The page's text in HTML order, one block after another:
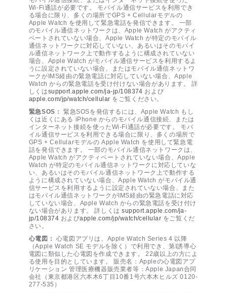
Wi-Fi通話が必要です。 モバイル通信サービスを利用でき
る場合に限り、多くの場所でGPS + Cellularモデルの
Apple Watch を使用して緊急電話を発信できます。 一部
のモバイル通信ネットワークは、Apple Watch がアクティ
ベートされていない場合、Apple Watch が特定のモバイル
通信ネットワークに対応していない、あるいはそのモバイ
ル通信ネットワーク上で動作するように構成されていない
場合、Apple Watch がモバイル通信サービスを利用するよ
うに設定されていない場合、またはモバイル通信ネットワ
ークがIMS経由の緊急電話に対応していない場合、Apple
Watch からの緊急電話を受け付けない場合があります。 詳
しくはsupport.apple.com/ja-jp/108374 および
apple.com/jp/watch/cellular をご覧ください。
緊急SOS： 緊急SOSを発信するには、Apple Watch もし
くは近くにある iPhone からのモバイル通信接続、または
インターネット接続を使ったWi-Fi通話が必要です。 モバ
イル通信サービスを利用できる場合に限り、多くの場所で
GPS + Cellularモデルの Apple Watch を使用して緊急電
話を発信できます。 一部のモバイル通信ネットワークは、
Apple Watch がアクティベートされていない場合、Apple
Watch が特定のモバイル通信ネットワークに対応していな
い、あるいはそのモバイル通信ネットワーク上で動作する
ように構成されていない場合、Apple Watch がモバイル通
信サービスを利用するように設定されていない場合、また
はモバイル通信ネットワークがIMS経由の緊急電話に対応
していない場合、Apple Watch からの緊急電話を受け付け
ない場合があります。 詳しくはsupport.apple.com/ja-
jp/108374 およびapple.com/jp/watch/cellular をご覧くだ
さい。
心電図： 心電図アプリは、Apple Watch Series 4 以降
（Apple Watch SE モデルを除く）で利用でき、第I誘導心
電図に類似した心電図を作成できます。 22歳以上の方によ
る使用を目的としています。 販売名：Appleの心電図アプ
リケーション 管理医療機器販売業者等：Apple Japan合同
会社（東京都港区六本木6丁目10番1号六本木ヒルズ 0120-
277-535）